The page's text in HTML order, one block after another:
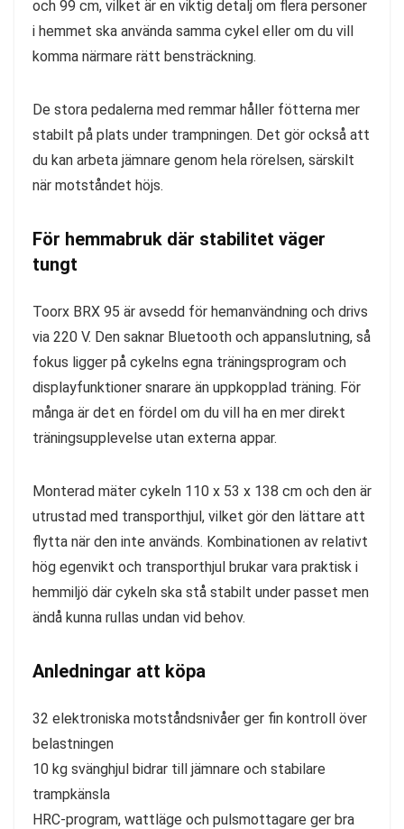
och 99 cm, vilket är en viktig detalj om flera personer
i hemmet ska använda samma cykel eller om du vill
komma närmare rätt bensträckning.
De stora pedalerna med remmar håller fötterna mer
stabilt på plats under trampningen. Det gör också att
du kan arbeta jämnare genom hela rörelsen, särskilt
när motståndet höjs.
För hemmabruk där stabilitet väger
tungt
Toorx BRX 95 är avsedd för hemanvändning och drivs
via 220 V. Den saknar Bluetooth och appanslutning, så
fokus ligger på cykelns egna träningsprogram och
displayfunktioner snarare än uppkopplad träning. För
många är det en fördel om du vill ha en mer direkt
träningsupplevelse utan externa appar.
Monterad mäter cykeln 110 x 53 x 138 cm och den är
utrustad med transporthjul, vilket gör den lättare att
flytta när den inte används. Kombinationen av relativt
hög egenvikt och transporthjul brukar vara praktisk i
hemmiljö där cykeln ska stå stabilt under passet men
ändå kunna rullas undan vid behov.
Anledningar att köpa
32 elektroniska motståndsnivåer ger fin kontroll över
belastningen
10 kg svänghjul bidrar till jämnare och stabilare
trampkänsla
HRC-program, wattläge och pulsmottagare ger bra